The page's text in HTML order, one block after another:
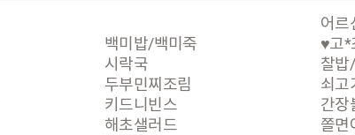
백미밥/백미죽
시락국
두부민찌조림
키드니빈스
해초샐러드
어르
♥고*
찰밥
쇠고
간장
쫄면